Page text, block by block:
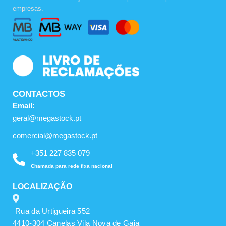
o
o
k
r
a
m
u
e
empresas.
CONTACTOS
Email:
geral@megastock.pt
comercial@megastock.pt
+351 227 835 079
Chamada para rede fixa nacional
LOCALIZAÇÃO
Rua da Urtigueira 552
4410-304 Canelas Vila Nova de Gaia